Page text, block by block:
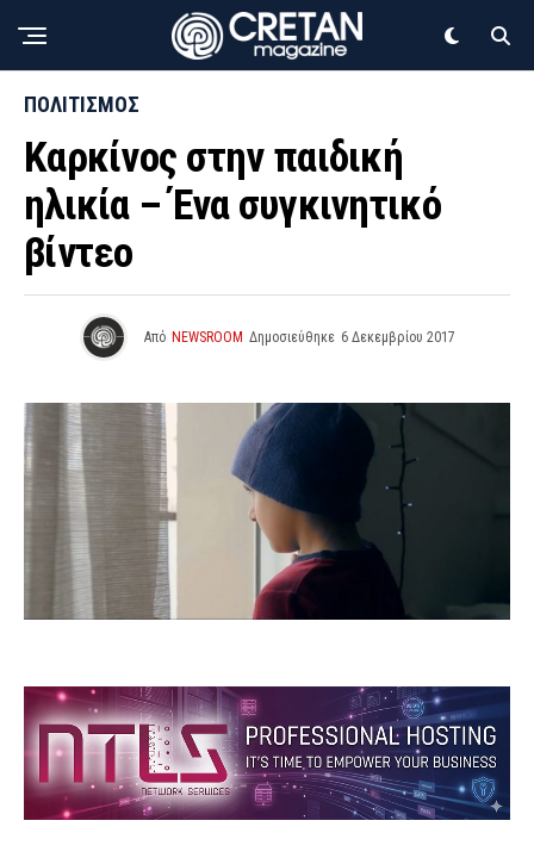
ΠΟΛΙΤΙΣΜΟΣ
Καρκίνος στην παιδική
ηλικία – Ένα συγκινητικό
βίντεο
Από NEWSROOM Δημοσιεύθηκε 6 Δεκεμβρίου 2017